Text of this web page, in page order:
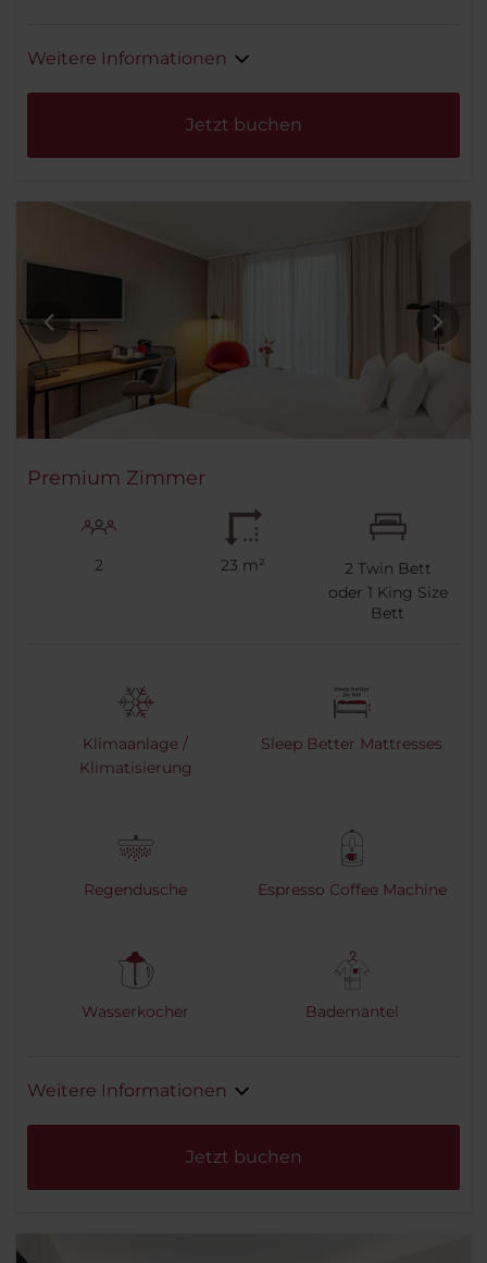
Weitere Informationen
Jetzt buchen
Premium Zimmer
2 23 m² 2 Twin Bett
oder 1 King Size
Bett
Klimaanlage /
Klimatisierung
Sleep Better Mattresses
Regendusche Espresso Coffee Machine
Wasserkocher Bademantel
Weitere Informationen
Jetzt buchen